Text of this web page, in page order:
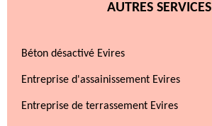
AUTRES SERVICES
Béton désactivé Evires
Entreprise d'assainissement Evires
Entreprise de terrassement Evires